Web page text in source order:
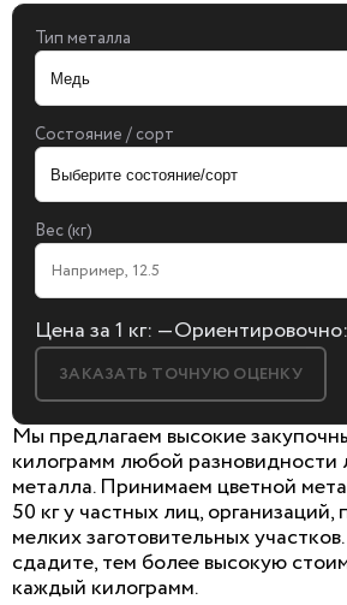
Тип металла
Состояние / сорт
Вес (кг)
Цена за 1 кг: —Ориентировочно:
ЗАКАЗАТЬ ТОЧНУЮ ОЦЕНКУ
БЕСПЛАТНАЯ
И ОЦЕНКА
Мы предлагаем высокие
килограмм любой разновидности
металла. Принимаем цветной
50 кг у частных лиц, организаций,
мелких заготовительных
сдадите, тем более высокую
каждый килограмм.